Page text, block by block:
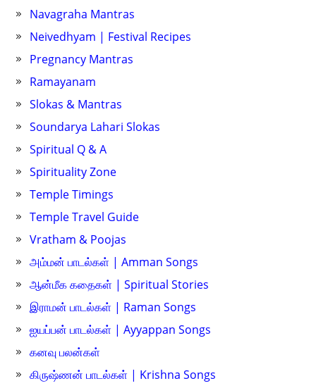
Navagraha Mantras
Neivedhyam | Festival Recipes
Pregnancy Mantras
Ramayanam
Slokas & Mantras
Soundarya Lahari Slokas
Spiritual Q & A
Spirituality Zone
Temple Timings
Temple Travel Guide
Vratham & Poojas
அம்மன் பாடல்கள் | Amman Songs
ஆன்மீக கதைகள் | Spiritual Stories
இராமன் பாடல்கள் | Raman Songs
ஐயப்பன் பாடல்கள் | Ayyappan Songs
கனவு பலன்கள்
கிருஷ்ணன் பாடல்கள் | Krishna Songs